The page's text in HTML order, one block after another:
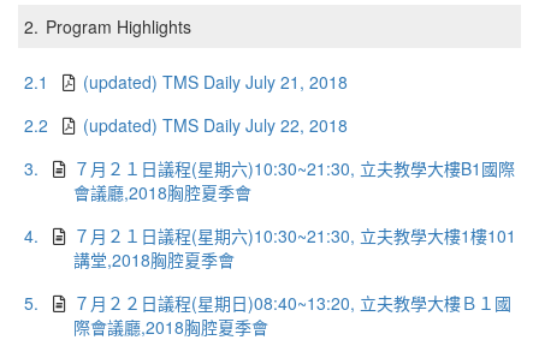
2. Program Highlights
2.1
(updated) TMS Daily July 21, 2018
2.2
(updated) TMS Daily July 22, 2018
3.
７月２１日議程(星期六)10:30~21:30, 立夫教學大樓B1國際
會議廳,2018胸腔夏季會
4.
７月２１日議程(星期六)10:30~21:30, 立夫教學大樓1樓101
講堂,2018胸腔夏季會
5.
７月２２日議程(星期日)08:40~13:20, 立夫教學大樓Ｂ１國
際會議廳,2018胸腔夏季會